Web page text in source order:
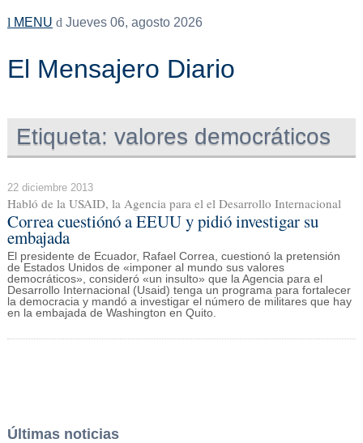
MENU Jueves 06, agosto 2026
El Mensajero Diario
Etiqueta: valores democráticos
22 diciembre 2013
Habló de la USAID, la Agencia para el el Desarrollo Internacional
Correa cuestiónó a EEUU y pidió investigar su
embajada
El presidente de Ecuador, Rafael Correa, cuestionó la pretensión
de Estados Unidos de «imponer al mundo sus valores
democráticos», consideró «un insulto» que la Agencia para el
Desarrollo Internacional (Usaid) tenga un programa para fortalecer
la democracia y mandó a investigar el número de militares que hay
en la embajada de Washington en Quito.
Últimas noticias